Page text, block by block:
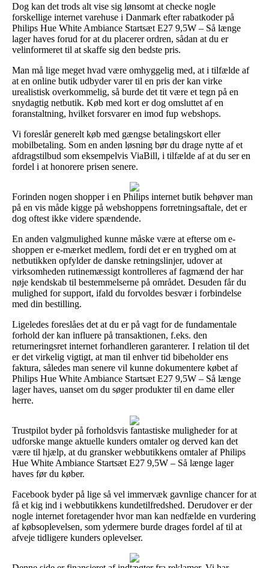
Dog kan det trods alt vise sig lønsomt at checke nogle
forskellige internet varehuse i Danmark efter rabatkoder på
Philips Hue White Ambiance Startsæt E27 9,5W – Så længe
lager haves forud for at du placerer ordren, sådan at du er
velinformeret til at skaffe sig den bedste pris.
Man må lige meget hvad være omhyggelig med, at i tilfælde af
at en online butik udbyder varer til en pris der kan virke
urealistisk overkommelig, så burde det tit være et tegn på en
snydagtig netbutik. Køb med kort er dog omsluttet af en
foranstaltning, hvilket forsvarer en imod fup webshops.
Vi foreslår generelt køb med gængse betalingskort eller
mobilbetaling. Som en anden løsning bør du drage nytte af et
afdragstilbud som eksempelvis ViaBill, i tilfælde af at du ser en
fordel i at honorere prisen senere.
Forinden nogen shopper i en Philips internet butik behøver man
på en vis måde kigge på webshoppens forretningsaftale, det er
dog oftest ikke videre spændende.
En anden valgmulighed kunne måske være at efterse om e-
shoppen er e-mærket medlem, fordi det er en tryghed om at
netbutikken opfylder de danske retningslinjer, udover at
virksomheden rutinemæssigt kontrolleres af fagmænd der har
nøje kendskab til bestemmelserne på området. Desuden får du
mulighed for support, ifald du forvoldes besvær i forbindelse
med din bestilling.
Ligeledes foreslåes det at du er på vagt for de fundamentale
forhold der kan influere på transaktionen, f.eks. den
returneringsret internet forhandleren garanterer. I relation til det
er det virkelig vigtigt, at man til enhver tid bibeholder ens
faktura, således man senere vil kunne dokumentere købet af
Philips Hue White Ambiance Startsæt E27 9,5W – Så længe
lager haves, uanset om du søger produkter til en dame eller
herre.
Trustpilot byder på forholdsvis fantastiske muligheder for at
udforske mange aktuelle kunders omtaler og derved kan det
være til hjælp, at du gransker webbutikkens omtaler af Philips
Hue White Ambiance Startsæt E27 9,5W – Så længe lager
haves før du køber.
Facebook byder på lige så vel immervæk gavnlige chancer for at
få et kig ind i webbutikkens kundetilfredshed. Derudover er der
nogle internet foretagender hvor man kan nedfælde en vurdering
af købsoplevelsen, som ydermere burde drages fordel af til at
afveje tidligere kunders oplevelser.